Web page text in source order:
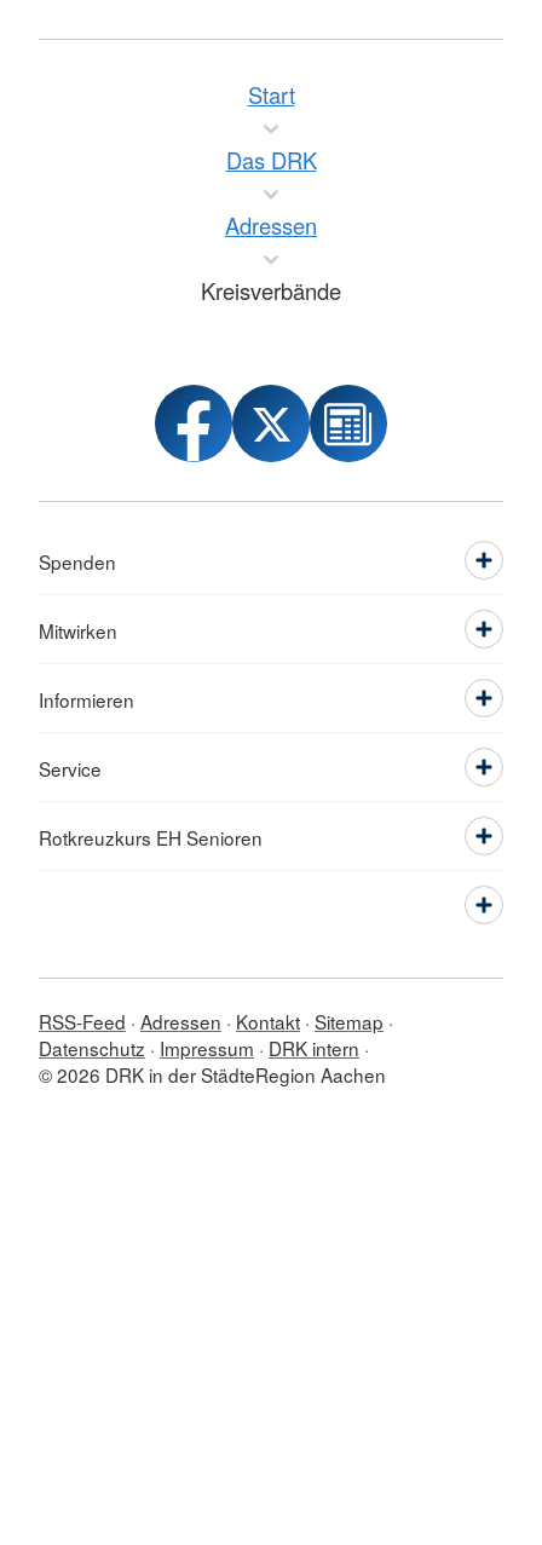
Start
Das DRK
Adressen
Kreisverbände
Spenden
Mitwirken
Informieren
Service
Rotkreuzkurs EH Senioren
RSS-Feed Adressen Kontakt Sitemap
Datenschutz
Impressum
DRK intern
© 2026 DRK in der StädteRegion Aachen